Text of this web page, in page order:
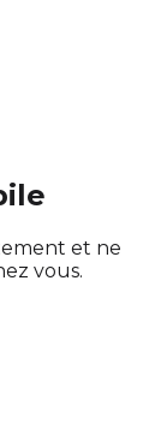
et ne
vous.